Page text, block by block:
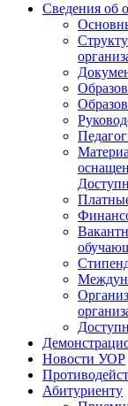
Сведения об
Новости УОР
Абитуриенту